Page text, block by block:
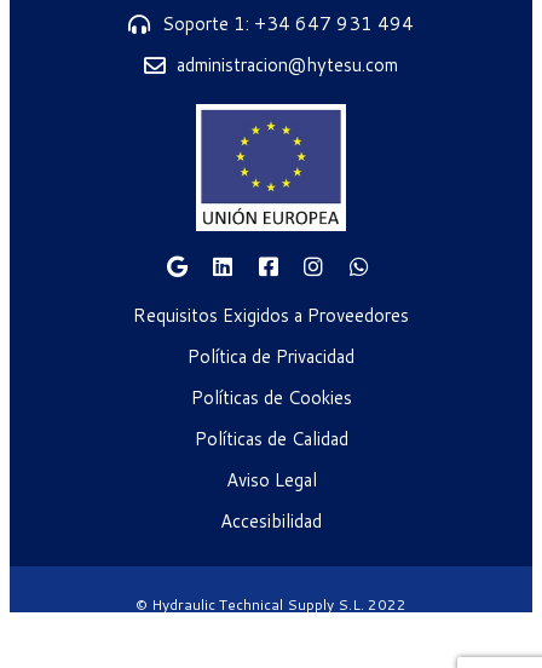
Soporte 1: +34 647 931 494
administracion@hytesu.com
Requisitos Exigidos a Proveedores
Política de Privacidad
Políticas de Cookies
Políticas de Calidad
Aviso Legal
Accesibilidad
© Hydraulic Technical Supply S.L. 2022